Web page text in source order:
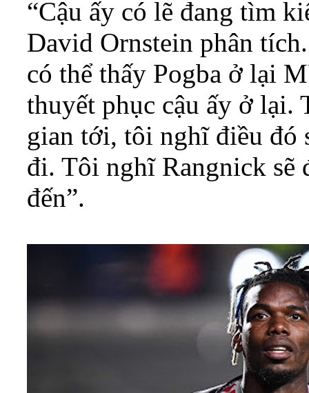
“Cậu ấy có lẽ đang tìm
David Ornstein phân
có thể thấy Pogba ở lại
thuyết phục cậu ấy ở lại.
gian tới, tôi nghĩ điều đó
đi. Tôi nghĩ Rangnick sẽ
đến”.